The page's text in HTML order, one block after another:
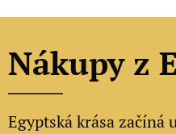
Nákupy z
Egyptská krása začíná